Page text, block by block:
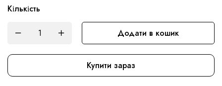
Кількість
Додати в кошик
Купити зараз